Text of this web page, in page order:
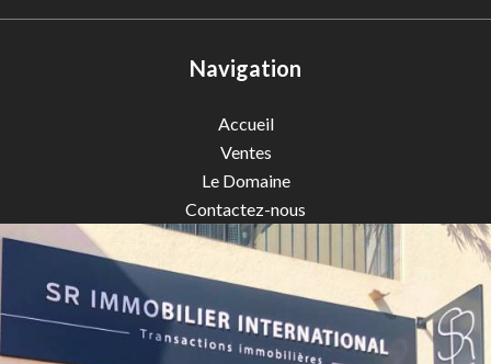
Navigation
Accueil
Ventes
Le Domaine
Contactez-nous